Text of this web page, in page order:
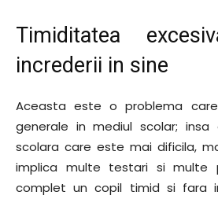
Timiditatea
increderii in sine
Aceasta este o problema
generale in mediul scolar;
scolara care este mai dificila,
implica multe testari si multe
complet un copil timid si fara